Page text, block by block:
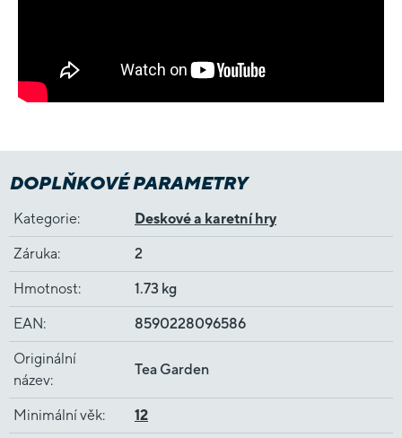
DOPLŇKOVÉ PARAMETRY
Kategorie: Deskové a karetní hry
Záruka: 2
Hmotnost: 1.73 kg
EAN: 8590228096586
Originální
název:
Tea Garden
Minimální věk: 12